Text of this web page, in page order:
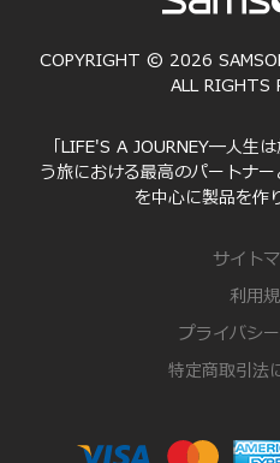
COPYRIGHT © 2026
ALL RIGHTS
「LIFE'S A JOURNEY―人生
う旅における最高のパートナ
を中心に製品を作
サイト
利用
プライバシ
特定商取引法